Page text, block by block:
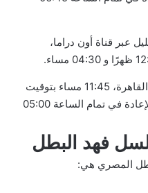
الليل عبر قناة أون دراما،
الساعة 10:45 مساء بتوقيت القاهرة، 11:45 مساء بتوقيت
السعودية عبر قناة الحياة، والإعادة في تمام الساعة 05:00
فهد البطل
المصري هي: